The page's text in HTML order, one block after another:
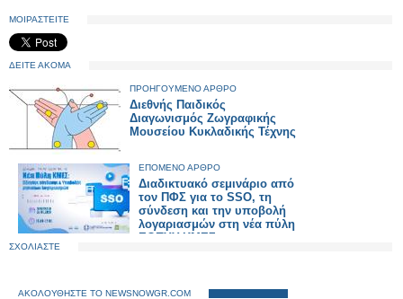
ΜΟΙΡΑΣΤΕΙΤΕ
ΔΕΙΤΕ ΑΚΟΜΑ
ΠΡΟΗΓΟΥΜΕΝΟ ΑΡΘΡΟ
Διεθνής Παιδικός
Διαγωνισμός Ζωγραφικής
Μουσείου Κυκλαδικής Τέχνης
ΕΠΟΜΕΝΟ ΑΡΘΡΟ
Διαδικτυακό σεμινάριο από
τον ΠΦΣ για το SSO, τη
σύνδεση και την υποβολή
λογαριασμών στη νέα πύλη
ΕΟΠΥΥ-ΚΜΕΣ
ΣΧΟΛΙΑΣΤΕ
ΑΚΟΛΟΥΘΗΣΤΕ ΤΟ NEWSNOWGR.COM